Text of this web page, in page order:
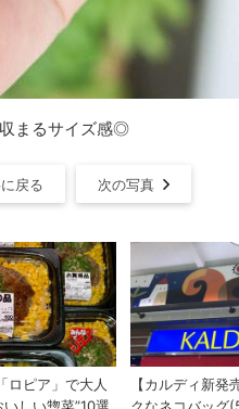
まるサイズ感◎
戻る 次の写真